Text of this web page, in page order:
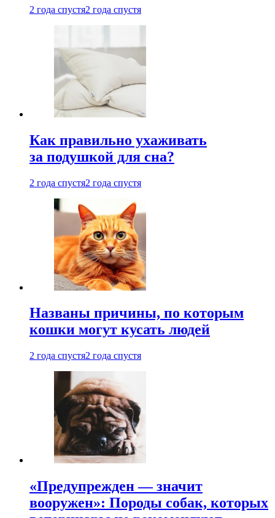
2 года спустя2 года спустя
Как правильно ухаживать
за подушкой для сна?
2 года спустя2 года спустя
Названы причины, по которым
кошки могут кусать людей
2 года спустя2 года спустя
«Предупрежден — значит
вооружен»: Породы собак, которых